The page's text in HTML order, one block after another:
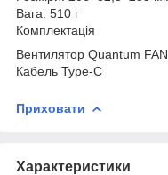
Вага: 510 г
Комплектація
Вентилятор Quantum FAN
Кабель Type-C
Приховати
Характеристики